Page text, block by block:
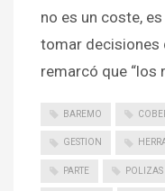
no es un coste,
tomar decisiones
remarcó que “los
BAREMO
GESTION
PARTE POLIZAS